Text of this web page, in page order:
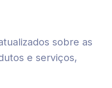
sobre as
e serviços,